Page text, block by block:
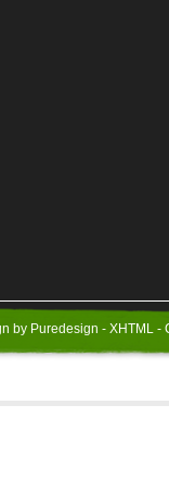
by Puredesign - XHTML -